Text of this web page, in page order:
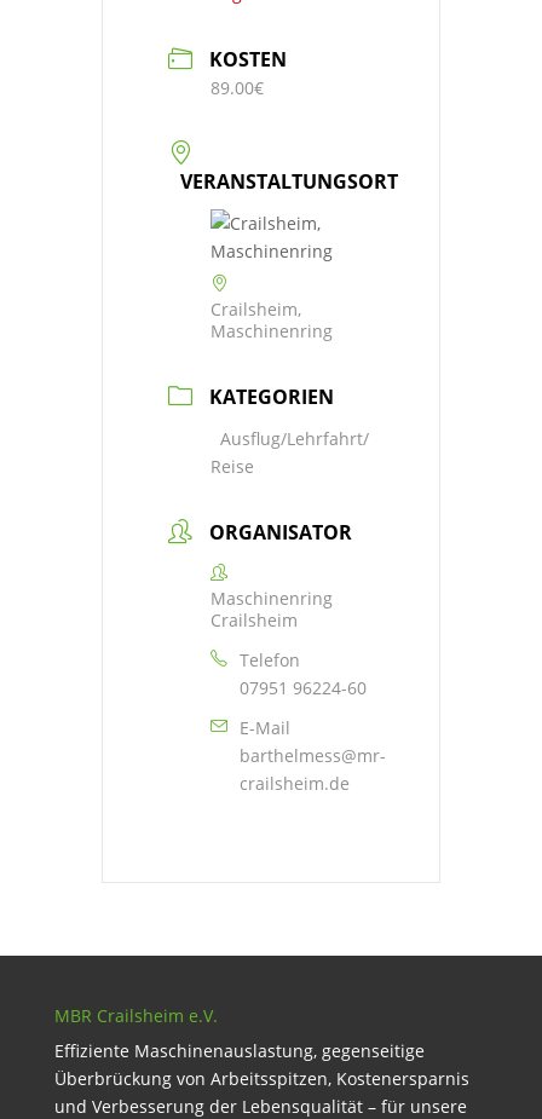
KOSTEN
89.00€
VERANSTALTUNGSORT
Crailsheim,
Maschinenring
KATEGORIEN
Ausflug/Lehrfahrt/
Reise
ORGANISATOR
Maschinenring
Crailsheim
Telefon
07951 96224-60
E-Mail
barthelmess@mr-
crailsheim.de
MBR Crailsheim e.V.
Effiziente Maschinenauslastung, gegenseitige
Überbrückung von Arbeitsspitzen, Kostenersparnis
und Verbesserung der Lebensqualität – für unsere